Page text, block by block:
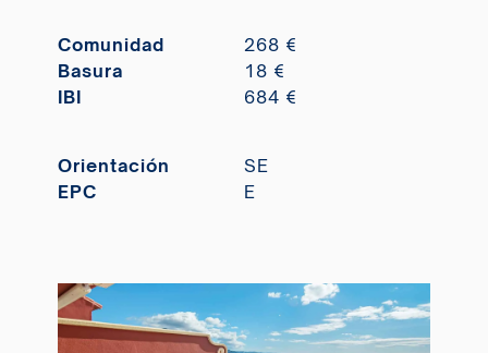
Comunidad
268 €
Basura
18 €
IBI
684 €
Orientación
SE
EPC
E